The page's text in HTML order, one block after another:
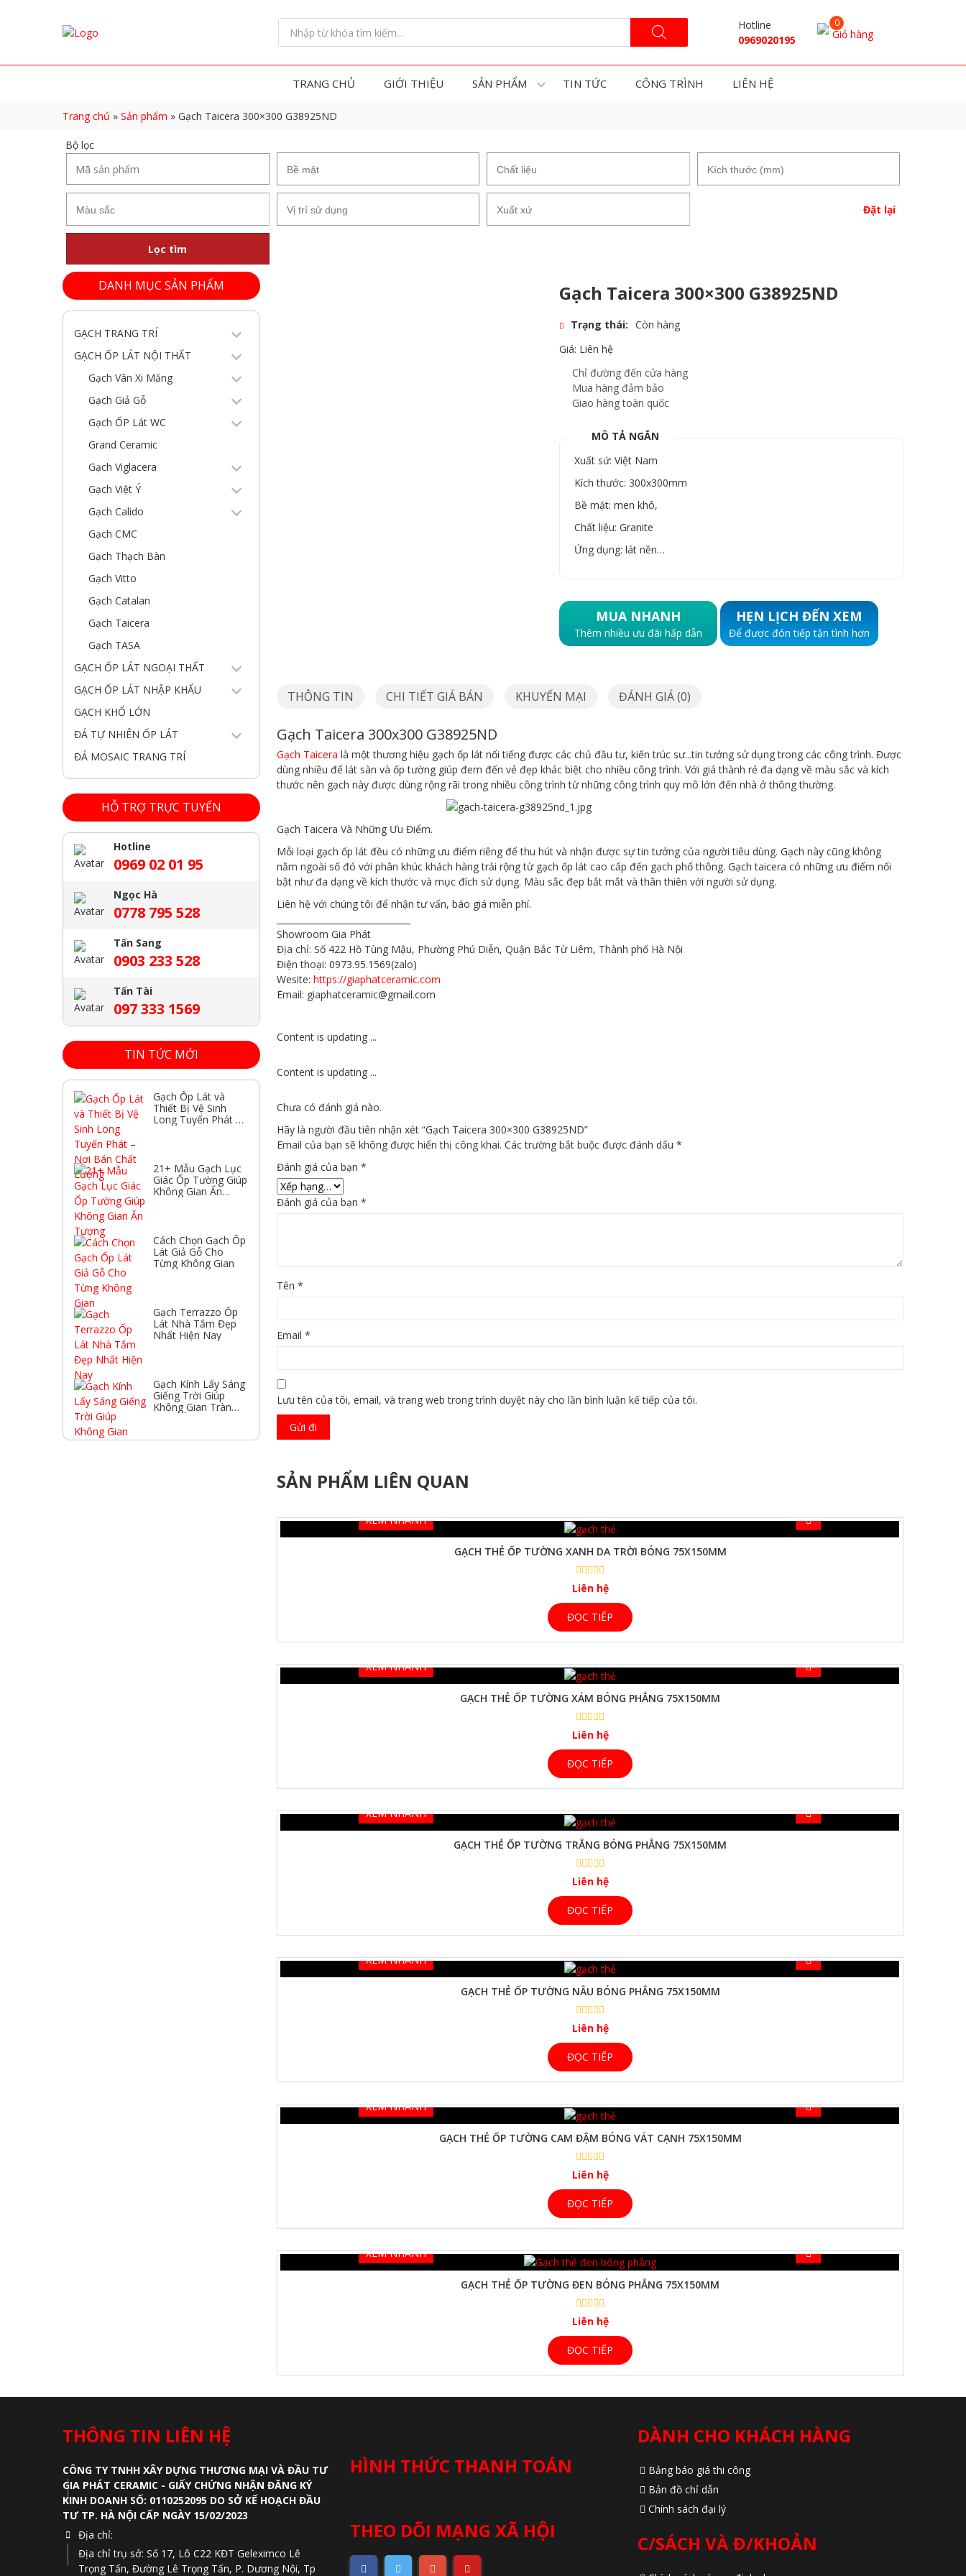
Hotline
0969020195
Giỏ hàng
TRANG CHỦ GIỚI THIỆU SẢN PHẨM TIN TỨC CÔNG TRÌNH LIÊN HỆ
Trang chủ » Sản phẩm » Gạch Taicera 300×300 G38925ND
Bộ lọc
Đặt lại
Lọc tìm
Gạch Taicera 300×300 G38925ND
Trạng thái: Còn hàng
Giá: Liên hệ
Chỉ đường đến cửa hàng
Mua hàng đảm bảo
Giao hàng toàn quốc
MÔ TẢ NGẮN
Xuất sứ: Việt Nam
Kích thước: 300x300mm
Bề mặt: men khô,
Chất liệu: Granite
Ứng dụng: lát nền…
MUA NHANH
Thêm nhiều ưu đãi hấp dẫn
HẸN LỊCH ĐẾN XEM
Để được đón tiếp tận tình hơn
THÔNG TIN CHI TIẾT GIÁ BÁN KHUYẾN MẠI ĐÁNH GIÁ (0)
Gạch Taicera 300x300 G38925ND
Gạch Taicera là một thương hiệu gạch ốp lát nổi tiếng được các chủ đầu tư, kiến trúc sư...tin tưởng sử dụng trong các công trình. Được
dùng nhiều để lát sàn và ốp tường giúp đem đến vẻ đẹp khác biệt cho nhiều công trình. Với giá thành rẻ đa dạng về màu sắc và kích
thước nên gạch này được dùng rộng rãi trong nhiều công trình từ những công trình quy mô lớn đến nhà ở thông thường.
Gạch Taicera Và Những Ưu Điểm.
Mỗi loại gạch ốp lát đều có những ưu điểm riêng để thu hút và nhận được sự tin tưởng của người tiêu dùng. Gạch này cũng không
nằm ngoài số đó với phân khúc khách hàng trải rộng từ gạch ốp lát cao cấp đến gạch phổ thông. Gạch taicera có những ưu điểm nổi
bật như đa dạng về kích thước và mục đích sử dụng. Màu sắc đẹp bắt mắt và thân thiên với người sử dụng.
Liên hệ với chúng tôi để nhận tư vấn, báo giá miễn phí.
Showroom Gia Phát
Địa chỉ: Số 422 Hồ Tùng Mậu, Phường Phú Diễn, Quận Bắc Từ Liêm, Thành phố Hà Nội
Điện thoại: 0973.95.1569(zalo)
Wesite:https://giaphatceramic.com
Email: giaphatceramic@gmail.com
Content is updating ...
Content is updating ...
Chưa có đánh giá nào.
Hãy là người đầu tiên nhận xét “Gạch Taicera 300×300 G38925ND”
Email của bạn sẽ không được hiển thị công khai. Các trường bắt buộc được đánh dấu*
Đánh giá của bạn*
Đánh giá của bạn*
Tên*
Email*
Lưu tên của tôi, email, và trang web trong trình duyệt này cho lần bình luận kế tiếp của tôi.
SẢN PHẨM LIÊN QUAN
XEM NHANH
GẠCH THẺ ỐP TƯỜNG XANH DA TRỜI BÓNG 75X150MM
Liên hệ
ĐỌC TIẾP
XEM NHANH
GẠCH THẺ ỐP TƯỜNG XÁM BÓNG PHẲNG 75X150MM
Liên hệ
ĐỌC TIẾP
XEM NHANH
GẠCH THẺ ỐP TƯỜNG TRẮNG BÓNG PHẲNG 75X150MM
Liên hệ
ĐỌC TIẾP
XEM NHANH
GẠCH THẺ ỐP TƯỜNG NÂU BÓNG PHẲNG 75X150MM
Liên hệ
ĐỌC TIẾP
XEM NHANH
GẠCH THẺ ỐP TƯỜNG CAM ĐẬM BÓNG VÁT CẠNH 75X150MM
Liên hệ
ĐỌC TIẾP
XEM NHANH
GẠCH THẺ ỐP TƯỜNG ĐEN BÓNG PHẲNG 75X150MM
Liên hệ
ĐỌC TIẾP
DANH MỤC SẢN PHẨM
GẠCH TRANG TRÍ
GẠCH ỐP LÁT NỘI THẤT
Gạch Vân Xi Măng
Gạch Giả Gỗ
Gạch ỐP Lát WC
Grand Ceramic
Gạch Viglacera
Gạch Việt Ý
Gạch Calido
Gạch CMC
Gạch Thạch Bàn
Gạch Vitto
Gạch Catalan
Gạch Taicera
Gạch TASA
GẠCH ỐP LÁT NGOẠI THẤT
GẠCH ỐP LÁT NHẬP KHẨU
GẠCH KHỔ LỚN
ĐÁ TỰ NHIÊN ỐP LÁT
ĐÁ MOSAIC TRANG TRÍ
HỖ TRỢ TRỰC TUYẾN
Hotline
0969 02 01 95
Ngọc Hà
0778 795 528
Tấn Sang
0903 233 528
Tấn Tài
097 333 1569
TIN TỨC MỚI
Gạch Ốp Lát và
Thiết Bị Vệ Sinh
Long Tuyến Phát –
21+ Mẫu Gạch Lục
Giác Ốp Tường Giúp
Không Gian Ấn
Cách Chọn Gạch Ốp
Lát Giả Gỗ Cho
Từng Không Gian
Gạch Terrazzo Ốp
Lát Nhà Tắm Đẹp
Nhất Hiện Nay
Gạch Kính Lấy Sáng
Giếng Trời Giúp
Không Gian Tràn
THÔNG TIN LIÊN HỆ
CÔNG TY TNHH XÂY DỰNG THƯƠNG MẠI VÀ ĐẦU TƯ
GIA PHÁT CERAMIC - GIẤY CHỨNG NHẬN ĐĂNG KÝ
KINH DOANH SỐ: 0110252095 DO SỞ KẾ HOẠCH ĐẦU
TƯ TP. HÀ NỘI CẤP NGÀY 15/02/2023
Địa chỉ:
Địa chỉ trụ sở: Số 17, Lô C22 KĐT Geleximco Lê
Trọng Tấn, Đường Lê Trọng Tấn, P. Dương Nội, Tp
HÌNH THỨC THANH TOÁN
THEO DÕI MẠNG XÃ HỘI
DÀNH CHO KHÁCH HÀNG
Bảng báo giá thi công
Bản đồ chỉ dẫn
Chính sách đại lý
C/SÁCH VÀ Đ/KHOẢN